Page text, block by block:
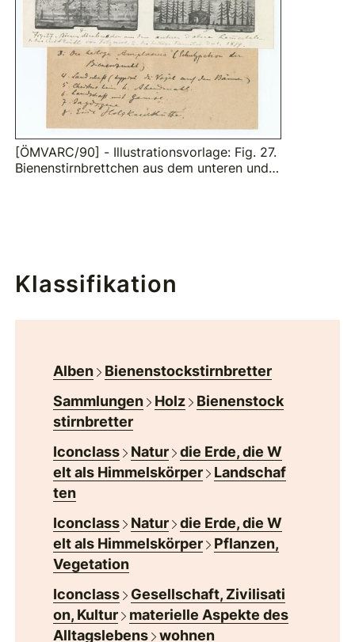
[ÖMVARC/90] - Illustrationsvorlage: Fig. 27.
Bienenstirnbrettchen aus dem unteren und o
Klassifikation
Alben
Bienenstockstirnbretter
Sammlungen
Holz
Bienenstock
stirnbretter
Iconclass
Natur
die Erde, die W
elt als Himmelskörper
Landschaf
ten
Iconclass
Natur
die Erde, die W
elt als Himmelskörper
Pflanzen,
Vegetation
Iconclass
Gesellschaft, Zivilisati
on, Kultur
materielle Aspekte des
Alltagslebens
wohnen